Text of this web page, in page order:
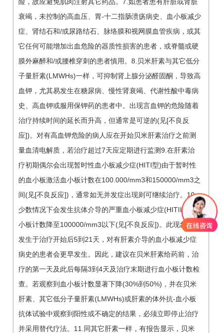
衰竭，未控制的高血压、胃-十二指肠溃疡病史、血小板减少
症、肾结石和/或尿路结石、脉络膜和视网膜血管疾病，或其
它任何可能增加出血危险的器质性损害的患者，或脊髓或硬
膜外麻醉和/或腰椎穿刺的患者慎用。8.贝米肝素与其它低分
子量肝素(LMWHs)一样，可抑制肾上腺分泌醛固酮，导致高
血钾，尤其易发生在糖尿病、慢性肾衰竭、代谢性酸中毒病
史、高血钾或服用保钾药的患者中。出现言血钾的危险随着
治疗持续时间的延长而升高，但通常是可逆的(见[不良反
应])。对有高血钾危险的病人应在开始贝米肝素治疗之前测
量血清电解质，若治疗超过7天应定期进行监测9.在肝素治
疗初期偶尔会出现暂时性血小板减少症(HITI型)由于暂时性
的血小板激活血小板计数在100.000/mm3和150000/mm3之
间(见[不良反应])，通常如无并发症出现则可继续治疗。10.
少数情况下会发生抗体介导的严重血小板减少症(HITII型)血
小板计数降至100000/mm3以下(见[不良反应])。此现象通常
发生于治疗开始后5到21天，对有肝素介导的血小板减少症
病史的患者会更早发生。因此，建议在贝米肝素给药前，治
疗的第一天及此后每隔3到4天及治疗末期进行血小板计数检
查。若观察到血小板计数显著下降(30%到50%)，并在贝米
肝素、其它低分子量肝素(LMWHs)或肝素的体外抗-血小板
抗体试验中观察到阳性或不确定的结果，必须立即停止治疗
并采用替代疗法。11.同其它肝素一样，有报告显示，贝米